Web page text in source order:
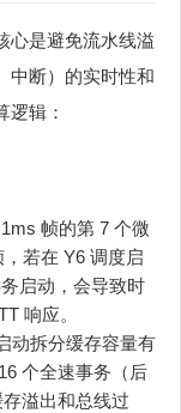
心是避免流水线溢
中断）的实时性和
逻辑：
帧的第 7 个微
若在 Y6 调度启
启动，会导致时
响应。
动拆分缓存容量有
个全速事务（后
溢出和总线过